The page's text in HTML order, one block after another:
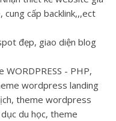
cung cấp backlink,,,ect
đẹp, giao diện blog
WORDPRESS - PHP,
wordpress landing
theme wordpress
du học, theme